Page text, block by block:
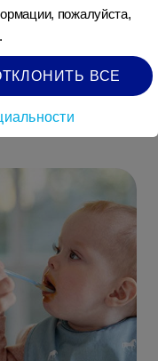
с
пожалуйста,
.
ВСЕ